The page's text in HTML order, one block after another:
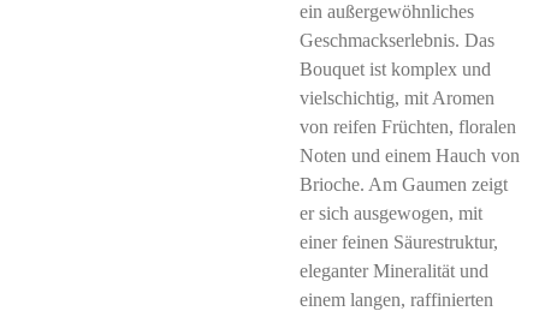
ein außergewöhnliches
Geschmackserlebnis. Das
Bouquet ist komplex und
vielschichtig, mit Aromen
von reifen Früchten, floralen
Noten und einem Hauch von
Brioche. Am Gaumen zeigt
er sich ausgewogen, mit
einer feinen Säurestruktur,
eleganter Mineralität und
einem langen, raffinierten